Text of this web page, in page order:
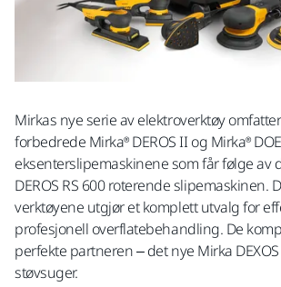
Mirkas nye serie av elektroverktøy
forbedrede Mirka® DEROS II og Mirka®
eksenterslipemaskinene som får følge av
DEROS RS 600 roterende slipemaskinen.
verktøyene utgjør et komplett utvalg for
profesjonell overflatebehandling. De
perfekte partneren – det nye Mirka DEXOS
støvsuger.